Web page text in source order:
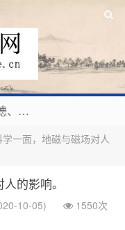
习近平：引导人们向往和追求讲道德、尊道德、守道德的生活，让13亿人的每一分子都成为传播中华美德、中华文化的主体。
寰宇繁星如瀚彩，人生亘古一凡尘。禅境天籁聆妙曲，匠心斫琴弦自鸣。
一面，地磁与磁场对人
的影响。
10-05)
1550次